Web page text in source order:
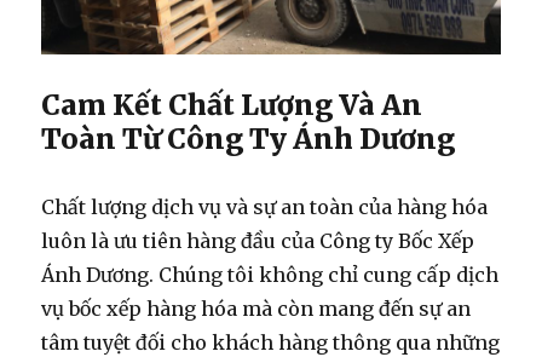
Cam Kết Chất Lượng Và An
Toàn Từ Công Ty Ánh Dương
Chất lượng dịch vụ và sự an toàn của hàng hóa
luôn là ưu tiên hàng đầu của Công ty Bốc Xếp
Ánh Dương. Chúng tôi không chỉ cung cấp dịch
vụ bốc xếp hàng hóa mà còn mang đến sự an
tâm tuyệt đối cho khách hàng thông qua những